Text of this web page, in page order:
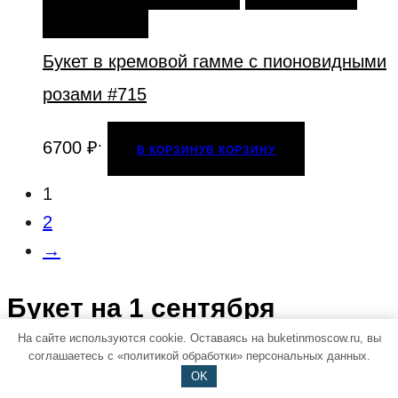
Букет в кремовой гамме с пионовидными
розами #715
6700 ₽. В КОРЗИНУВ КОРЗИНУ
1
2
→
Букет на 1 сентября
День знаний – важное событие в жизни
первоклассника. К этому мероприятию
На сайте используются cookie. Оставаясь на buketinmoscow.ru, вы
соглашаетесь с «политикой обработки» персональных данных.
OK